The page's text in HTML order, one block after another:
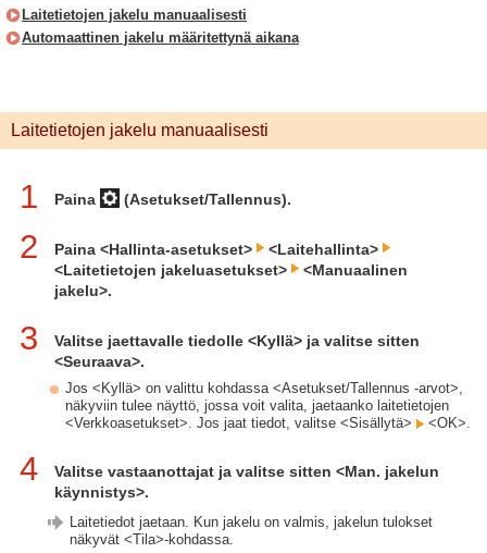
Laitetietojen jakelu manuaalisesti
Automaattinen jakelu määritettynä aikana
Laitetietojen jakelu manuaalisesti
1 Paina (Asetukset/Tallennus).
2 Paina <Hallinta-asetukset>
<Laitehallinta>
<Laitetietojen jakeluasetukset>
<Manuaalinen
jakelu>.
3
Valitse jaettavalle tiedolle <Kyllä> ja valitse sitten
<Seuraava>.
Jos <Kyllä> on valittu kohdassa <Asetukset/Tallennus -arvot>,
näkyviin tulee näyttö, jossa voit valita, jaetaanko laitetietojen
<Verkkoasetukset>. Jos jaat tiedot, valitse <Sisällytä>
<OK>.
4
Valitse vastaanottajat ja valitse sitten <Man. jakelun
käynnistys>.
Laitetiedot jaetaan. Kun jakelu on valmis, jakelun tulokset
näkyvät <Tila>-kohdassa.